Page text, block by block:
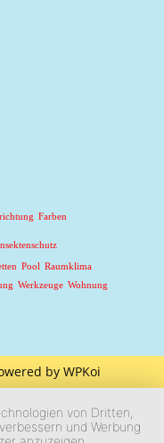
Farben
Pool
Raumklima
Werkzeuge Wohnung
by WPKoi
von Dritten,
und Werbung